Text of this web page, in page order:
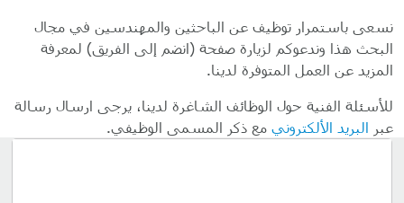
نسعى باستمرار توظيف عن الباحثين والمهندسين في مجال
البحث هذا وندعوكم لزيارة صفحة (انضم إلى الفريق) لمعرفة
المزيد عن العمل المتوفرة لدينا.
للأسئلة الفنية حول الوظائف الشاغرة لدينا، يرجى ارسال رسالة
عبر البريد الألكتروني مع ذكر المسمى الوظيفي.